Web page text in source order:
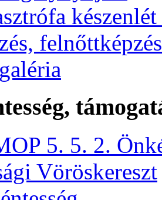
felnőttképzés
5. 5. 2.
Vöröskereszt